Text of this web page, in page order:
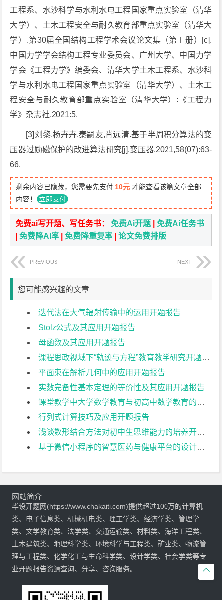
工程系、水沙科学与水利水电工程国家重点实验室（清华
大学）、土木工程安全与耐久教育部重点实验室（清华大
学）.第30届全国结构工程学术会议论文集（第Ⅰ册）[c].
中国力学学会结构工程专业委员会、广州大学、中国力学
学会《工程力学》编委会、清华大学土木工程系、水沙科
学与水利水电工程国家重点实验室（清华大学）、土木工
程安全与耐久教育部重点实验室（清华大学）:《工程力
学》杂志社,2021:5.
[3]刘黎,杨卉卉,秦嗣友,肖远清.基于半周积分算法的变
压器过励磁保护的改进算法研究[j].变压器,2021,58(07):63-
66.
剩余内容已隐藏，您需要先支付 10元 才能查看该篇文章全部
内容！ 立即支付
免费ai写开题、写任务书：免费Ai开题 |免费Ai任务书
|免费降AI率 |免费降重复率 |论文免费排版
PREVIOUS NEXT
您可能感兴趣的文章
迭代法在大气辐射传输中的运用开题报告
Stolz公式及其应用开题报告
母函数及其应用开题报告
课程思政视域下“轨迹与方程”教育教学研究开题报告
平面束在解析几何中的应用开题报告
实数完备性基本定理的等价性及其应用开题报告
课堂教学中大学数学教育与初高中数学教育的比较开题报告
行列式计算技巧及应用开题报告
浅谈数形结合方法对初中生思维能力的培养开题报告
基于微信小程序的智慧医药与健康平台的设计与实现开题报告

网站简介
毕设开题网(https://www.chakaiti.com)提供超过100万的计算机
类、电子信息类、机械机电类、理工学类、经济学类、管理学
类、文学教育类、法学类、交通运输类、材料类、海洋工程类、
土木建筑类、地理科学类、环境科学与工程类、矿业类、物流管
理与工程类、化学化工与生命科学类、设计学类、社会学类等专
业开题报告资源查询、分享、咨询服务。